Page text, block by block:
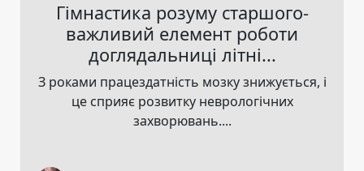
Гімнастика розуму старшого-
важливий елемент роботи
доглядальниці літні...
З роками працездатність мозку знижується, і
це сприяє розвитку неврологічних
захворювань....